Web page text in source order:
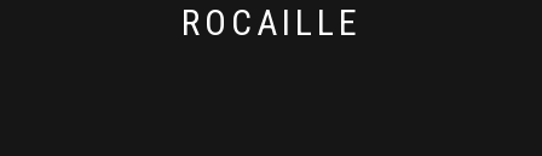
ROCAILLE